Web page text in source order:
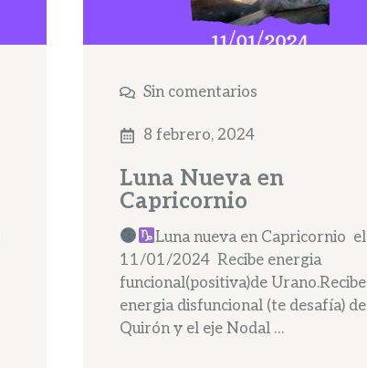
Sin comentarios
8 febrero, 2024
Luna Nueva en
Capricornio
Luna nueva en Capricornio el
11/01/2024 Recibe energia
funcional(positiva)de Urano.Recibe
energia disfuncional (te desafía) de
Quirón y el eje Nodal …